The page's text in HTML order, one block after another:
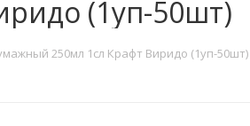
(1уп-50шт)
250мл 1сл Крафт Виридо (1уп-50шт)